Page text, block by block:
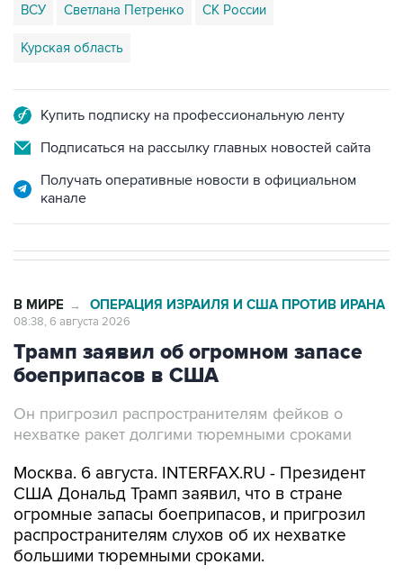
ВСУ Светлана Петренко СК России
Курская область
Купить подписку на профессиональную ленту
Подписаться на рассылку главных новостей сайта
Получать оперативные новости в официальном
канале
В МИРЕ → ОПЕРАЦИЯ ИЗРАИЛЯ И США ПРОТИВ ИРАНА
08:38, 6 августа 2026
Трамп заявил об огромном запасе
боеприпасов в США
Он пригрозил распространителям фейков о
нехватке ракет долгими тюремными сроками
Москва. 6 августа. INTERFAX.RU - Президент
США Дональд Трамп заявил, что в стране
огромные запасы боеприпасов, и пригрозил
распространителям слухов об их нехватке
большими тюремными сроками.